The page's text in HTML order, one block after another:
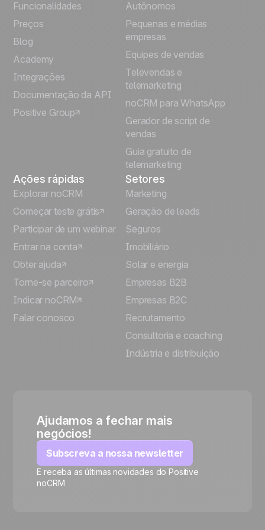
English
Français
Español
Italiano
Deutsch
Funcionalidades
Preços
Blog
Academy
Integrações
Documentação da API
Positive Group
Autônomos
Pequenas e médias
empresas
Equipes de vendas
Televendas e
telemarketing
noCRM para WhatsApp
Gerador de script de
vendas
Guia gratuito de
telemarketing
Ações rápidas
Explorar noCRM
Começar teste grátis
Participar de um webinar
Entrar na conta
Obter ajuda
Torne-se parceiro
Indicar noCRM
Falar conosco
Setores
Marketing
Geração de leads
Seguros
Imobiliário
Solar e energia
Empresas B2B
Empresas B2C
Recrutamento
Consultoria e coaching
Indústria e distribuição
Ajudamos a fechar mais
negócios!
Subscreva a nossa newsletter
E receba as últimas novidades do Positive
noCRM